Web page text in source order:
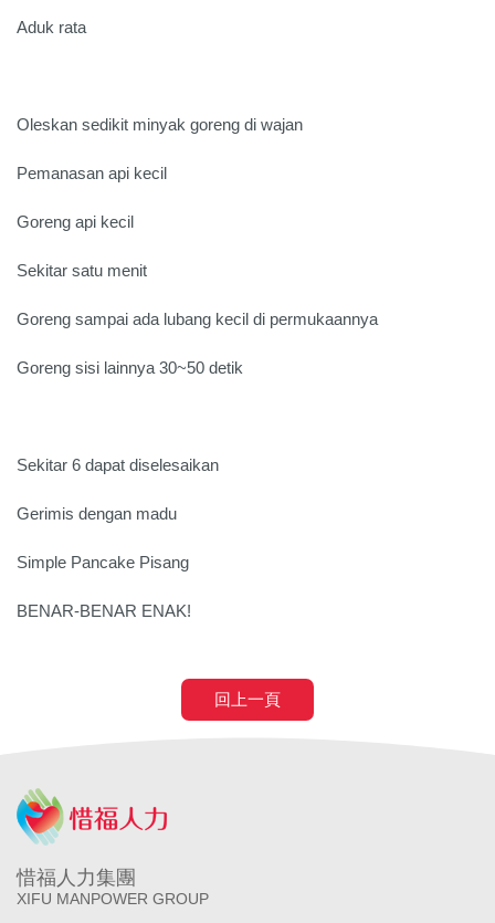
Aduk rata
Oleskan sedikit minyak goreng di wajan
Pemanasan api kecil
Goreng api kecil
Sekitar satu menit
Goreng sampai ada lubang kecil di permukaannya
Goreng sisi lainnya 30~50 detik
Sekitar 6 dapat diselesaikan
Gerimis dengan madu
Simple Pancake Pisang
BENAR-BENAR ENAK!
回上一頁
惜福人力集團
XIFU MANPOWER GROUP